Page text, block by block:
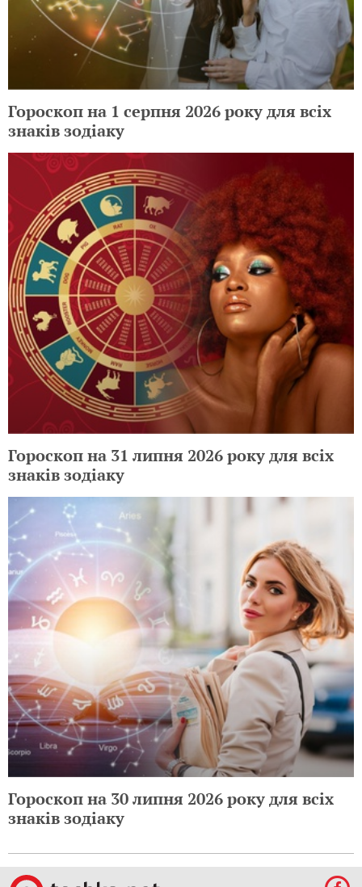
Гороскоп на 1 серпня 2026 року для всіх
знаків зодіаку
Гороскоп на 31 липня 2026 року для всіх
знаків зодіаку
Гороскоп на 30 липня 2026 року для всіх
знаків зодіаку